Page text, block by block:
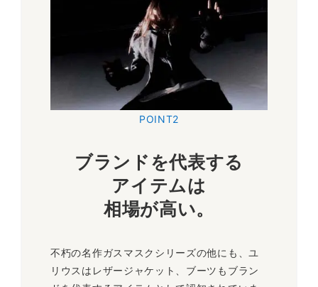
POINT2
ブランドを代表する
アイテムは
相場が高い。
不朽の名作ガスマスクシリーズの他にも、ユ
リウスはレザージャケット、ブーツもブラン